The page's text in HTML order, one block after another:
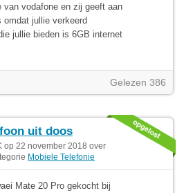
van vodafone en zij geeft aan
jullie verkeerd
jullie bieden is 6GB internet
Gelezen 386
uit doos
op 22 november 2018 over
Mobiele Telefonie
Mate 20 Pro gekocht bij